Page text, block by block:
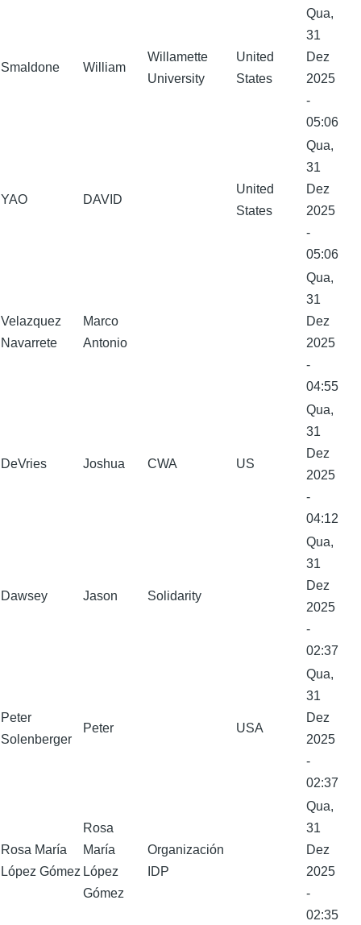
Smaldone William
Willamette
University
United
States
Qua,
31
Dez
2025
-
05:06
YAO DAVID
United
States
Qua,
31
Dez
2025
-
05:06
Velazquez
Navarrete
Marco
Antonio
Qua,
31
Dez
2025
-
04:55
DeVries Joshua CWA US
Qua,
31
Dez
2025
-
04:12
Dawsey Jason Solidarity
Qua,
31
Dez
2025
-
02:37
Peter
Solenberger
Peter USA
Qua,
31
Dez
2025
-
02:37
Rosa María
López Gómez
Rosa
María
López
Gómez
Organización
IDP
Qua,
31
Dez
2025
-
02:35